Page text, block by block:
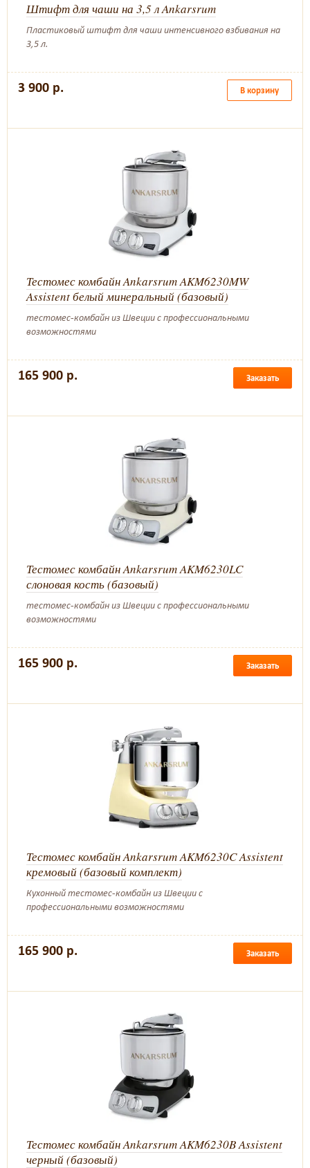
Штифт для чаши на 3,5 л Ankarsrum
Пластиковый штифт для чаши интенсивного взбивания на
3,5 л.
3 900 р. В корзину
Тестомес комбайн Ankarsrum AKM6230MW
Assistent белый минеральный (базовый)
тестомес-комбайн из Швеции с профессиональными
возможностями
165 900 р. Заказать
Тестомес комбайн Ankarsrum AKM6230LC
слоновая кость (базовый)
тестомес-комбайн из Швеции с профессиональными
возможностями
165 900 р. Заказать
Тестомес комбайн Ankarsrum AKM6230C Assistent
кремовый (базовый комплект)
Кухонный тестомес-комбайн из Швеции с
профессиональными возможностями
165 900 р. Заказать
Тестомес комбайн Ankarsrum AKM6230B Assistent
черный (базовый)